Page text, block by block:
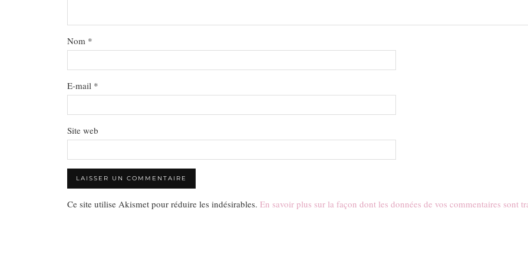
Nom *
E-mail *
Site web
Ce site utilise Akismet pour réduire les indésirables. En savoir plus sur la façon dont les données de vos commentaires sont